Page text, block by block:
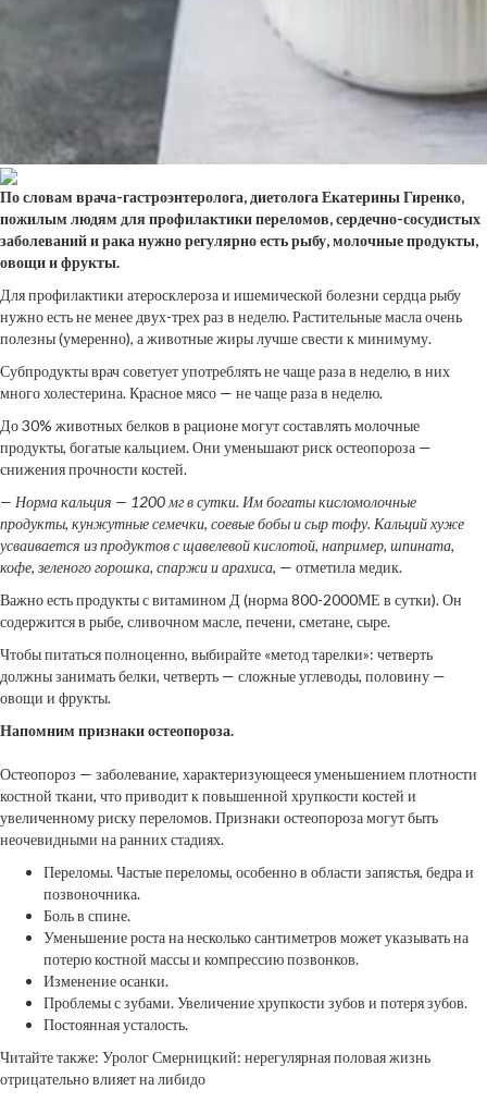
По словам врача-гастроэнтеролога, диетолога Екатерины Гиренко,
пожилым людям для профилактики переломов, сердечно-сосудистых
заболеваний и рака нужно регулярноесть рыбу, молочные продукты,
овощи и фрукты.
Для профилактики атеросклероза и ишемической болезни сердца рыбу
нужно есть не менее двух-трех раз в неделю. Растительные масла очень
полезны (умеренно), а животные жиры лучше свести к минимуму.
Субпродукты врач советует употреблять не чаще раза в неделю, в них
много холестерина. Красное мясо — не чаще раза в неделю.
До 30% животных белков в рационе могут составлять молочные
продукты, богатые кальцием. Они уменьшают риск остеопороза —
снижения прочности костей.
— Норма кальция — 1200 мг в сутки. Им богаты кисломолочные
продукты, кунжутные семечки, соевые бобы и сыр тофу. Кальций хуже
усваивается из продуктов с щавелевой кислотой, например, шпината,
кофе, зеленого горошка, спаржи и арахиса, — отметила медик.
Важно есть продукты с витамином Д (норма 800-2000МЕ в сутки). Он
содержится в рыбе, сливочном масле, печени, сметане, сыре.
Чтобы питаться полноценно, выбирайте «метод тарелки»: четверть
должны занимать белки, четверть — сложные углеводы, половину —
овощи и фрукты.
Напомним признаки остеопороза.
Остеопороз — заболевание, характеризующееся уменьшением плотности
костной ткани, что приводит к повышенной хрупкости костей и
увеличенному риску переломов. Признаки остеопороза могут быть
неочевидными на ранних стадиях.
Переломы. Частые переломы, особенно в области запястья, бедра и
позвоночника.
Боль в спине.
Уменьшение роста на несколько сантиметров может указывать на
потерю костной массы и компрессию позвонков.
Изменение осанки.
Проблемы с зубами. Увеличение хрупкости зубов и потеря зубов.
Постоянная усталость.
Читайте также: Уролог Смерницкий: нерегулярная половая жизнь
отрицательно влияет на либидо